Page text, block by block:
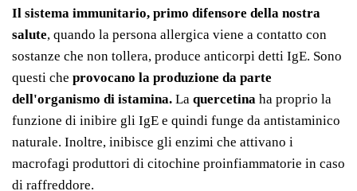
Il sistema immunitario, primo difensore della nostra
salute, quando la persona allergica viene a contatto con
sostanze che non tollera, produce anticorpi detti IgE. Sono
questi che provocano la produzione da parte
dell'organismo di istamina. La quercetina ha proprio la
funzione di inibire gli IgE e quindi funge da antistaminico
naturale. Inoltre, inibisce gli enzimi che attivano i
macrofagi produttori di citochine proinfiammatorie in caso
di raffreddore.